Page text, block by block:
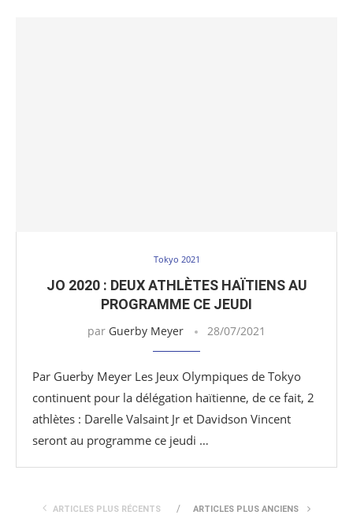
Tokyo 2021
JO 2020 : DEUX ATHLÈTES HAÏTIENS AU
PROGRAMME CE JEUDI
par Guerby Meyer 28/07/2021
Par Guerby Meyer Les Jeux Olympiques de Tokyo
continuent pour la délégation haïtienne, de ce fait, 2
athlètes : Darelle Valsaint Jr et Davidson Vincent
seront au programme ce jeudi …
ARTICLES PLUS RÉCENTS ARTICLES PLUS ANCIENS